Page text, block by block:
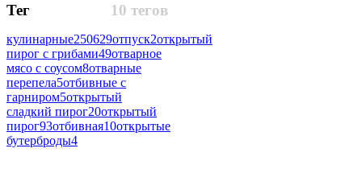
10 тегов
Тег
кулинарные250629отпуск2открытый
пирог с грибами49отварное
мясо с соусом8отварные
перепела5отбивные с
гарниром5открытый
сладкий пирог20открытый
пирог93отбивная10открытые
бутерброды4